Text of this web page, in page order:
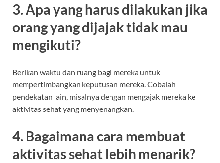
3. Apa yang harus dilakukan jika
orang yang dijajak tidak mau
mengikuti?
Berikan waktu dan ruang bagi mereka untuk
mempertimbangkan keputusan mereka. Cobalah
pendekatan lain, misalnya dengan mengajak mereka ke
aktivitas sehat yang menyenangkan.
4. Bagaimana cara membuat
aktivitas sehat lebih menarik?